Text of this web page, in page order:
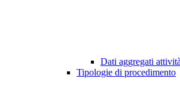
Dati aggregati
Tipologie di procedimento